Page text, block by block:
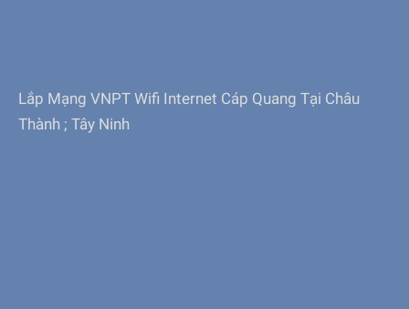
Lắp Mạng VNPT Wifi Internet Cáp Quang Tại Châu
Thành ; Tây Ninh